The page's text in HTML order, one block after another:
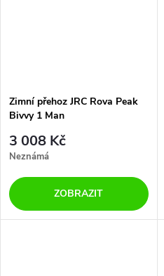
Zimní přehoz JRC Rova Peak
Bivvy 1 Man
3 008 Kč
Neznámá
ZOBRAZIT